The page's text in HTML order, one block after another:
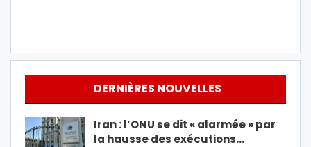
DERNIÈRES NOUVELLES
Iran : l’ONU se dit « alarmée » par
la hausse des exécutions…